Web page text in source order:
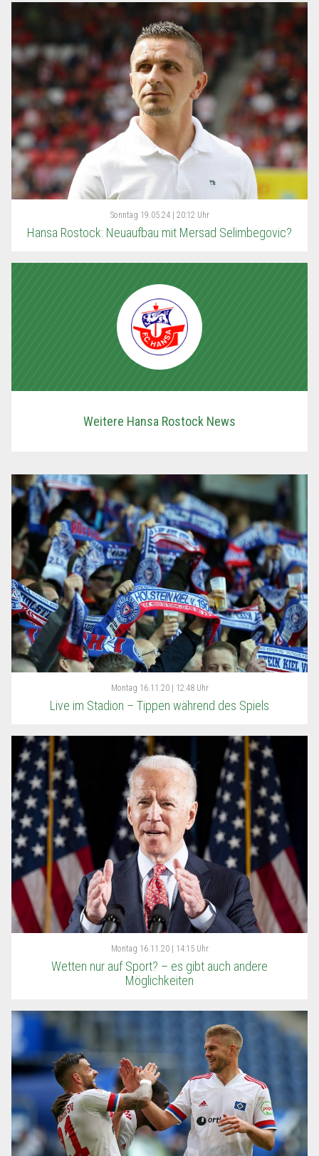
Sonntag 19.05.24 | 20:12 Uhr
Hansa Rostock: Neuaufbau mit Mersad Selimbegovic?
Weitere Hansa Rostock News
Montag 16.11.20 | 12:48 Uhr
Live im Stadion – Tippen während des Spiels
Montag 16.11.20 | 14:15 Uhr
Wetten nur auf Sport? – es gibt auch andere
Möglichkeiten